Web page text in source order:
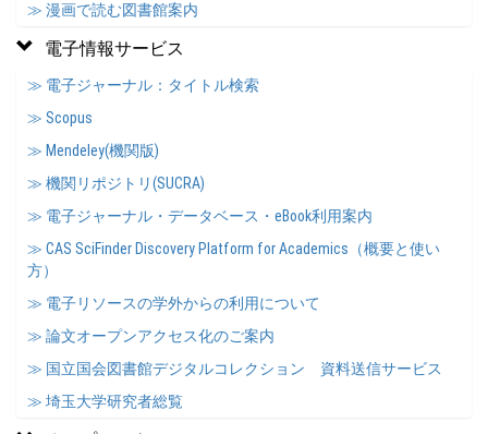
≫ 漫画で読む図書館案内
電子情報サービス
≫ 電子ジャーナル：タイトル検索
≫ Scopus
≫ Mendeley(機関版)
≫ 機関リポジトリ(SUCRA)
≫ 電子ジャーナル・データベース・eBook利用案内
≫ CAS SciFinder Discovery Platform for Academics（概要と使い
方）
≫ 電子リソースの学外からの利用について
≫ 論文オープンアクセス化のご案内
≫ 国立国会図書館デジタルコレクション 資料送信サービス
≫ 埼玉大学研究者総覧